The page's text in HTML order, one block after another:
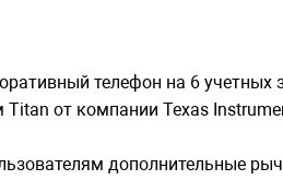
телефон на 6 учетных
от компании Texas
дополнительные